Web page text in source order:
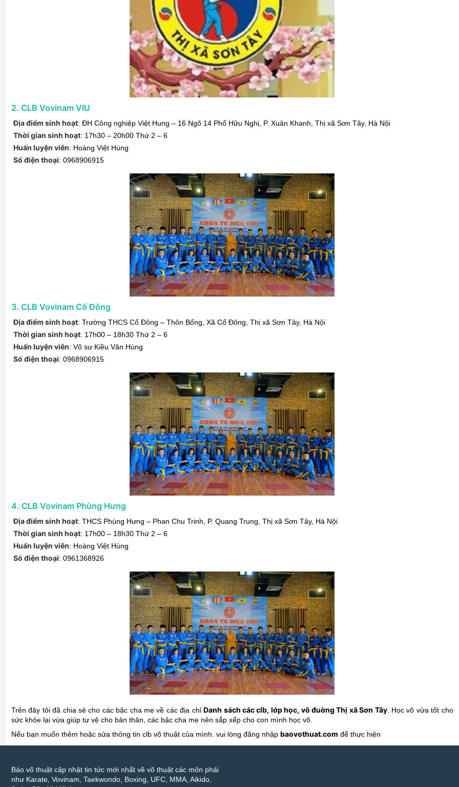
2. CLB Vovinam VIU
Địa điểm sinh hoạt: ĐH Công nghiệp Việt Hung – 16 Ngõ 14 Phố Hữu Nghị, P. Xuân Khanh Thị xã Sơn Tây, Hà Nội
Thời gian sinh hoạt: 17h30 – 20h00 Thứ 2 – 6
Huấn luyện viên: Hoàng Việt Hùng
Số điện thoại: 0968906915
3. CLB Vovinam Cổ Đông
Địa điểm sinh hoạt: Trường THCS Cổ Đông – Thôn Bống, Xã Cổ Đông Thị xã Sơn Tây, Hà Nội
Thời gian sinh hoạt: 17h00 – 18h30 Thứ 2 – 6
Huấn luyện viên: Võ sư Kiều Văn Hùng
Số điện thoại: 0968906915
4. CLB Vovinam Phùng Hưng
Địa điểm sinh hoạt: THCS Phùng Hưng – Phan Chu Trinh, P. Quang Trung Thị xã Sơn Tây, Hà Nội
Thời gian sinh hoạt: 17h00 – 18h30 Thứ 2 – 6
Huấn luyện viên: Hoàng Việt Hùng
Số điện thoại: 0961368926
Trên đây tôi đã chia sẻ cho các bậc cha mẹ về các địa chỉDanh sách các clb, lớp học, võ đuờng Thị xã Sơn Tây. Học võ vừa tốt cho
sức khỏe lại vừa giúp tự vệ cho bản thân, các bậc cha mẹ nên sắp xếp cho con mình học võ.
Nếu bạn muốn thêm hoặc sửa thông tin clb võ thuật của mình. vui lòng đăng nhập baovothuat.com để thực hiện
Báo võ thuật cập nhật tin tức mới nhất về võ thuật các môn phái
như Karate, Vovinam, Taekwondo, Boxing, UFC, MMA, Aikido,